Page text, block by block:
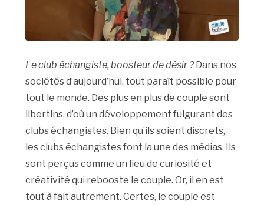
Le club échangiste, boosteur de désir ?Dans nos
sociétés d’aujourd’hui, tout paraît possible pour
tout le monde. Des plus en plus de couple sont
libertins, d’où un développement fulgurant des
clubs échangistes. Bien qu’ils soient discrets,
les clubs échangistes font la une des médias. Ils
sont perçus comme un lieu de curiosité et
créativité qui rebooste le couple. Or, il en est
tout à fait autrement. Certes, le couple est